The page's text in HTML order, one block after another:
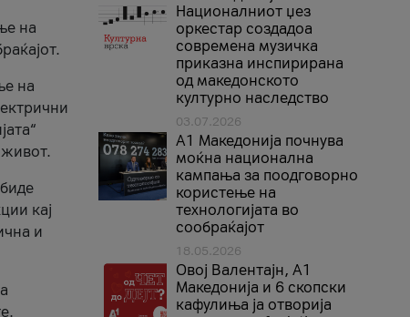
на
на
живот.
кај
и
Националниот џез
оркестар создадоа
современа музичка
приказна инспирирана
од македонското
културно наследство
03.07.2026
A1 Македонија почнува
моќна национална
кампања за поодговорно
користење на
технологијата во
сообраќајот
18.05.2026
Овој Валентајн, A1
Македонија и 6 скопски
кафулиња ја отворија